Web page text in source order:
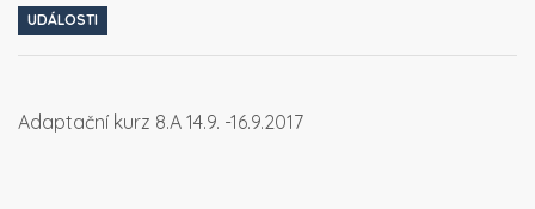
UDÁLOSTI
Adaptační kurz 8.A 14.9. -16.9.2017